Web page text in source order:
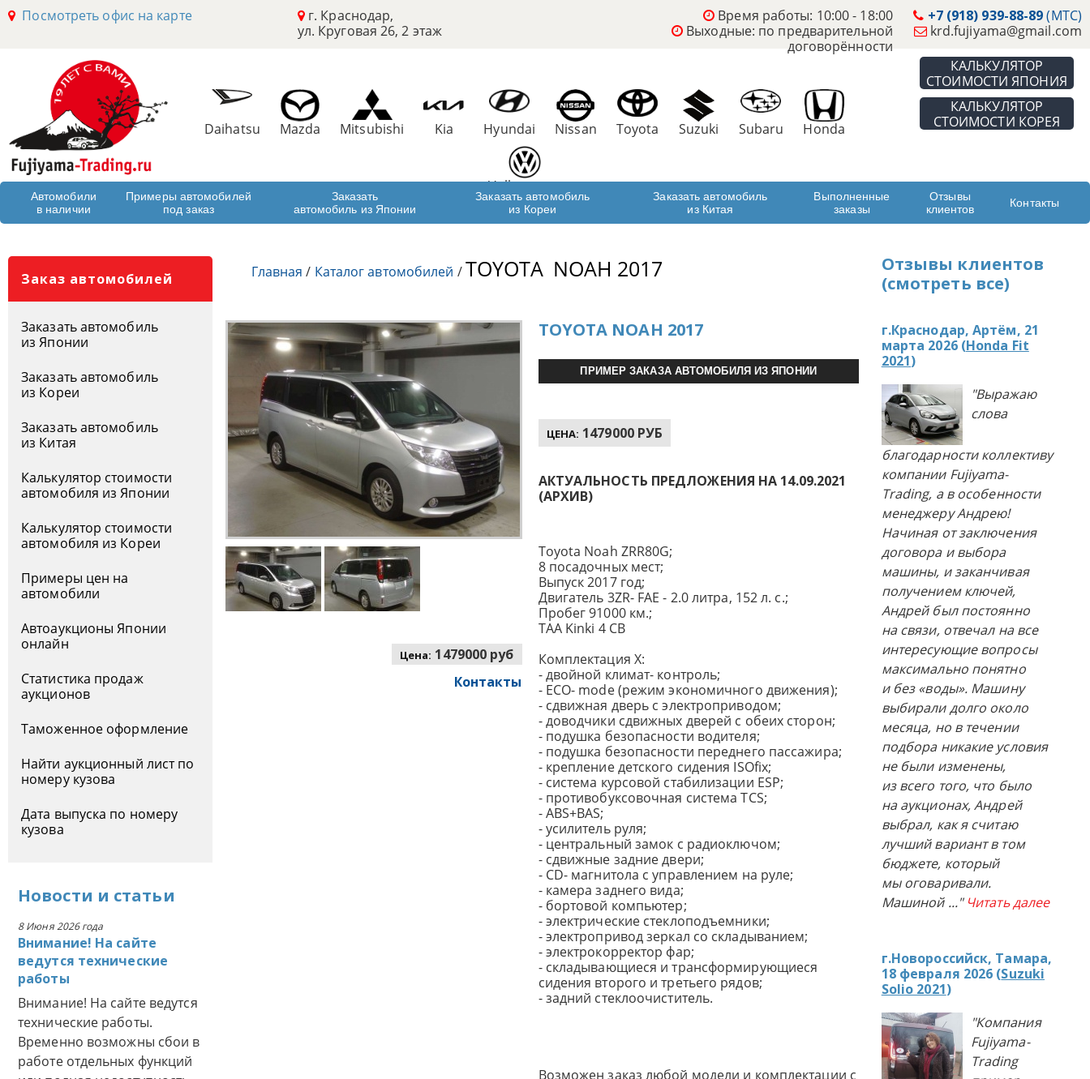
Посмотреть офис на карте
г. Краснодар,
ул. Круговая 26, 2 этаж
+7 (918) 939-88-89(МТС)
krd.fujiyama@gmail.com
Время работы: 10:00 - 18:00
Выходные: по предварительной
договорённости
КАЛЬКУЛЯТОР
СТОИМОСТИ ЯПОНИЯ
КАЛЬКУЛЯТОР
СТОИМОСТИ КОРЕЯ
Daihatsu Mazda Mitsubishi Kia Hyundai Nissan Toyota Suzuki Subaru Honda
Volkswagen
Автомобили
в наличии
Примеры автомобилей
под заказ
Заказать
автомобиль из Японии
Заказать автомобиль
из Кореи
Заказать автомобиль
из Китая
Выполненные
заказы
Отзывы
клиентов
Контакты
Заказ автомобилей
Заказать автомобиль
из Японии
Заказать автомобиль
из Кореи
Заказать автомобиль
из Китая
Калькулятор стоимости
автомобиля из Японии
Калькулятор стоимости
автомобиля из Кореи
Примеры цен на
автомобили
Автоаукционы Японии
онлайн
Статистика продаж
аукционов
Таможенное оформление
Найти аукционный лист по
номеру кузова
Дата выпуска по номеру
кузова
Новости и статьи
8 Июня 2026 года
Внимание! На сайте
ведутся технические
работы
Внимание! На сайте ведутся
технические работы.
Временно возможны сбои в
работе отдельных функций
Главная / Каталог автомобилей /TOYOTA NOAH 2017
Цена: 1479000 руб
Контакты
TOYOTA NOAH 2017
ПРИМЕР ЗАКАЗА АВТОМОБИЛЯ ИЗ ЯПОНИИ
ЦЕНА: 1479000 РУБ
АКТУАЛЬНОСТЬ ПРЕДЛОЖЕНИЯ НА 14.09.2021
(АРХИВ)
Toyota Noah ZRR80G;
8 посадочных мест;
Выпуск 2017 год;
Двигатель 3ZR- FAE - 2.0 литра, 152 л. с.;
Пробег 91000 км.;
TAA Kinki 4 CB
Комплектация X:
- двойной климат- контроль;
- ECO- mode (режим экономичного движения);
- сдвижная дверь с электроприводом;
- доводчики сдвижных дверей с обеих сторон;
- подушка безопасности водителя;
- подушка безопасности переднего пассажира;
- крепление детского сидения ISOfix;
- система курсовой стабилизации ESP;
- противобуксовочная система TCS;
- ABS+BAS;
- усилитель руля;
- центральный замок с радиоключом;
- сдвижные задние двери;
- CD- магнитола c управлением на руле;
- камера заднего вида;
- бортовой компьютер;
- электрические стеклоподъемники;
- электропривод зеркал со складыванием;
- электрокорректор фар;
- складывающиеся и трансформирующиеся
сидения второго и третьего рядов;
- задний стеклоочиститель.
Возможен заказ любой модели и комплектации с
Отзывы клиентов
(смотреть все)
г.Краснодар, Артём, 21
марта 2026 (Honda Fit
2021)
"Выражаю
слова
благодарности коллективу
компании Fujiyama-
Trading, а в особенности
менеджеру Андрею!
Начиная от заключения
договора и выбора
машины, и заканчивая
получением ключей,
Андрей был постоянно
на связи, отвечал на все
интересующие вопросы
максимально понятно
и без «воды». Машину
выбирали долго около
месяца, но в течении
подбора никакие условия
не были изменены,
из всего того, что было
на аукционах, Андрей
выбрал, как я считаю
лучший вариант в том
бюджете, который
мы оговаривали.
Машиной ..." Читать далее
г.Новороссийск, Тамара,
18 февраля 2026 (Suzuki
Solio 2021)
"Компания
Fujiyama-
Trading